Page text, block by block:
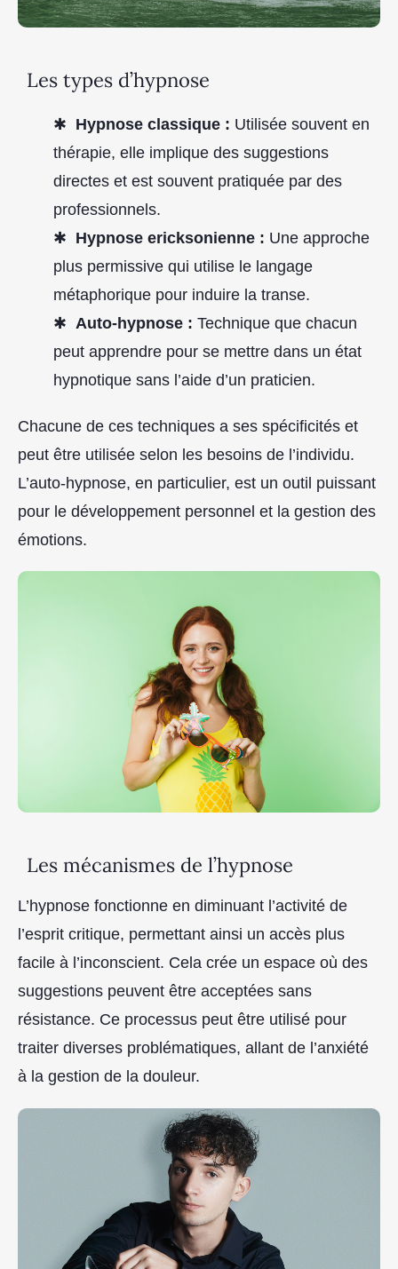
Les types d’hypnose
Hypnose classique : Utilisée souvent en
thérapie, elle implique des suggestions
directes et est souvent pratiquée par des
professionnels.
Hypnose ericksonienne : Une approche
plus permissive qui utilise le langage
métaphorique pour induire la transe.
Auto-hypnose : Technique que chacun
peut apprendre pour se mettre dans un état
hypnotique sans l’aide d’un praticien.
Chacune de ces techniques a ses spécificités et
peut être utilisée selon les besoins de l’individu.
L’auto-hypnose, en particulier, est un outil puissant
pour le développement personnel et la gestion des
émotions.
Les mécanismes de l’hypnose
L’hypnose fonctionne en diminuant l’activité de
l’esprit critique, permettant ainsi un accès plus
facile à l’inconscient. Cela crée un espace où des
suggestions peuvent être acceptées sans
résistance. Ce processus peut être utilisé pour
traiter diverses problématiques, allant de l’anxiété
à la gestion de la douleur.